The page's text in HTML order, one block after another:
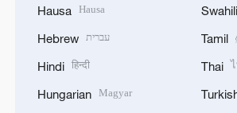
Hausa Hausa
Hebrew עברית
Hindi हिन्दी
Hungarian Magyar
Swahili
Tamil
Thai